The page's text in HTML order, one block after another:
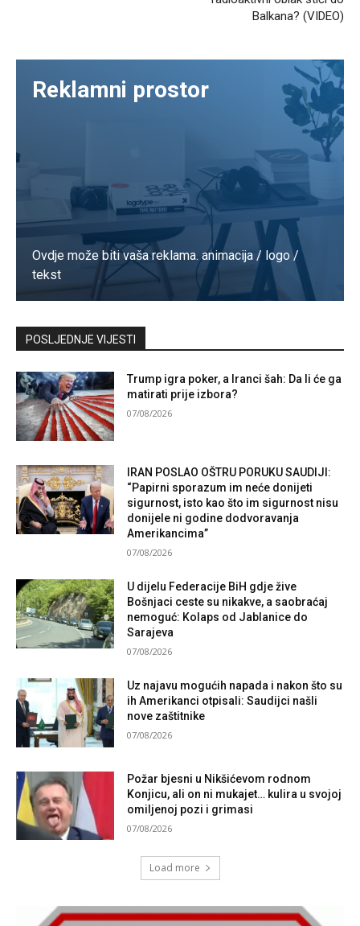
Balkana? (VIDEO)
Reklamni prostor
Ovdje može biti vaša reklama. animacija / logo /
tekst
Kontaktirajte nas
POSLJEDNJE VIJESTI
Trump igra poker, a Iranci šah: Da li će ga
matirati prije izbora?
07/08/2026
IRAN POSLAO OŠTRU PORUKU SAUDIJI:
“Papirni sporazum im neće donijeti
sigurnost, isto kao što im sigurnost nisu
donijele ni godine dodvoravanja
Amerikancima”
07/08/2026
U dijelu Federacije BiH gdje žive
Bošnjaci ceste su nikakve, a saobraćaj
nemoguć: Kolaps od Jablanice do
Sarajeva
07/08/2026
Uz najavu mogućih napada i nakon što su
ih Amerikanci otpisali: Saudijci našli
nove zaštitnike
07/08/2026
Požar bjesni u Nikšićevom rodnom
Konjicu, ali on ni mukajet… kulira u svojoj
omiljenoj pozi i grimasi
07/08/2026
Load more